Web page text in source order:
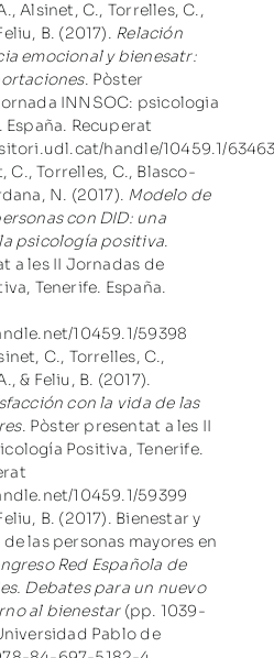
Alsinet, C., Torrelles, C.,
B. (2017). Relación
emocional y bienesatr:
. Pòster
INNSOC: psicologia
Recuperat
handle/10459.1/
C., Torrelles, C., Blasco-
N. (2017). Modelo de
con DID: una
psicología positiva.
a les II Jornadas de
Tenerife. España.
10459.1/59398
C., Torrelles, C.,
& Feliu, B. (2017).
con la vida de las
. Pòster presentat a les II
Positiva, Tenerife.
10459.1/59399
B. (2017). Bienestar y
las personas mayores en
Red Española de
Debates para un nuevo
al bienestar (pp. 1039-
Pablo de